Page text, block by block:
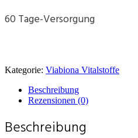
60 Tage-Versorgung
Kategorie: Viabiona Vitalstoffe
Beschreibung
Rezensionen (0)
Beschreibung